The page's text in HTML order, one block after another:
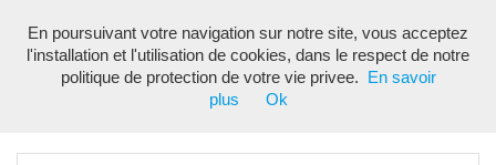
En poursuivant votre navigation sur notre site, vous acceptez
l'installation et l'utilisation de cookies, dans le respect de notre
politique de protection de votre vie privee.
En savoir
plus
Ok